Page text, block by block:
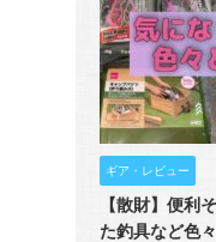
ギア・レビュー
【散財】便利
た釣具など色